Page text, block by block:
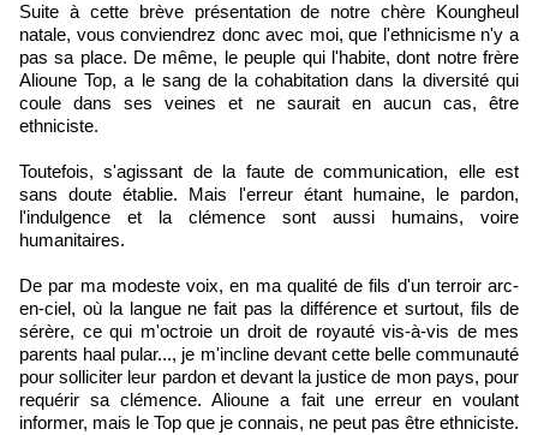
Suite à cette brève présentation de notre chère Koungheul
natale, vous conviendrez donc avec moi, que l'ethnicisme n'y a
pas sa place. De même, le peuple qui l'habite, dont notre frère
Alioune Top, a le sang de la cohabitation dans la diversité qui
coule dans ses veines et ne saurait en aucun cas, être
ethniciste.
Toutefois, s'agissant de la faute de communication, elle est
sans doute établie. Mais l'erreur étant humaine, le pardon,
l'indulgence et la clémence sont aussi humains, voire
humanitaires.
De par ma modeste voix, en ma qualité de fils d'un terroir arc-
en-ciel, où la langue ne fait pas la différence et surtout, fils de
sérère, ce qui m'octroie un droit de royauté vis-à-vis de mes
parents haal pular..., je m'incline devant cette belle communauté
pour solliciter leur pardon et devant la justice de mon pays, pour
requérir sa clémence. Alioune a fait une erreur en voulant
informer, mais le Top que je connais, ne peut pas être ethniciste.